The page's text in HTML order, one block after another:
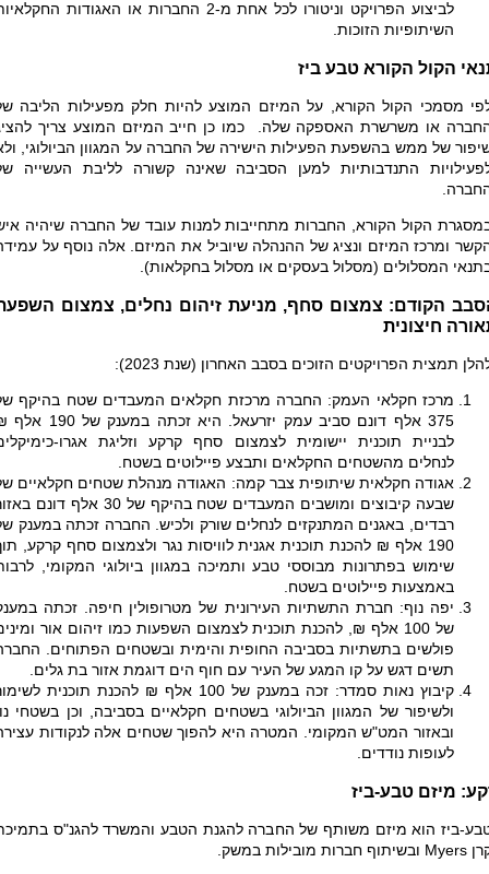
לביצוע הפרויקט וניטורו לכל אחת מ-2 החברות או האגודות
השיתופיות הזוכות.
הקול הקורא טבע ביז
מסמכי הקול הקורא, על המיזם המוצע להיות חלק מפעילות הליבה
או משרשרת האספקה שלה. כמו כן חייב המיזם המוצע צריך
של ממש בהשפעת הפעילות הישירה של החברה על המגוון הביולוגי,
התנדבותיות למען הסביבה שאינה קשורה לליבת העשייה
הקול הקורא, החברות מתחייבות למנות עובד של החברה שיהיה
ומרכז המיזם ונציג של ההנהלה שיוביל את המיזם. אלה נוסף על
המסלולים (מסלול בעסקים או מסלול בחקלאות).
הקודם: צמצום סחף, מניעת זיהום נחלים, צמצום
חיצונית
תמצית הפרויקטים הזוכים בסבב האחרון (שנת 2023):
מרכז חקלאי העמק: החברה מרכזת חקלאים המעבדים שטח בהיקף
375 אלף דונם סביב עמק יזרעאל. היא זכתה במענק של
לבניית תוכנית יישומית לצמצום סחף קרקע וזליגת אגרו-
לנחלים מהשטחים החקלאים ותבצע פיילוטים בשטח
אגודה חקלאית שיתופית צבר קמה: האגודה מנהלת שטחים חקלאיים
שבעה קיבוצים ומושבים המעבדים שטח בהיקף של 30 אלף דונם
רבדים, באגנים המתנקזים לנחלים שורק ולכיש. החברה זכתה במענק
190 אלף ₪ להכנת תוכנית אגנית לוויסות נגר ולצמצום סחף קרקע,
שימוש בפתרונות מבוססי טבע ותמיכה במגוון ביולוגי המקומי,
באמצעות פיילוטים בשטח
יפה נוף: חברת התשתיות העירונית של מטרופולין חיפה. זכתה
של 100 אלף ₪, להכנת תוכנית לצמצום השפעות כמו זיהום אור
פולשים בתשתיות בסביבה החופית והימית ובשטחים הפתוחים.
תשים דגש על קו המגע של העיר עם חוף הים דוגמת אזור בת גלים
קיבוץ נאות סמדר: זכה במענק של 100 אלף ₪ להכנת תוכנית
ולשיפור של המגוון הביולוגי בשטחים חקלאיים בסביבה, וכן בשטחי
ובאזור המט"ש המקומי. המטרה היא להפוך שטחים אלה לנקודות
לעופות נודדים.
מיזם טבע-ביז
ביז הוא מיזם משותף של החברה להגנת הטבע והמשרד להגנ"ס
Myers ובשיתוף חברות מובילות במשק.